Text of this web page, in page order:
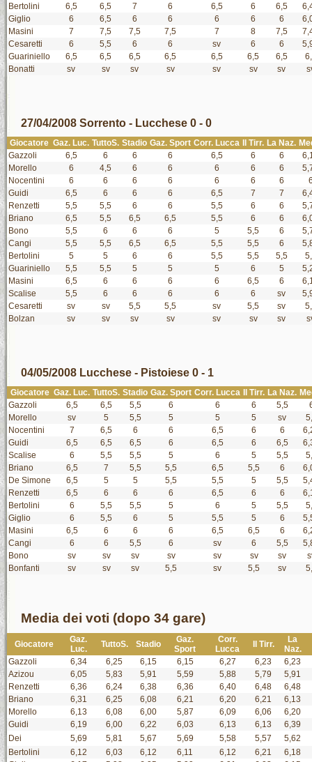
Bertolini
6,5 6,5 7 6 6,5 6 6,5
Giglio
6 6,5 6 6 6 6 6
Masini
7 7,5 7,5 7,5 7 8 7,5
Cesaretti
6 5,5 6 6 sv 6 6
Guariniello
6,5 6,5 6,5 6,5 6,5 6,5 6,5
Bonatti
sv sv sv sv sv sv sv
27/04/2008 Sorrento - Lucchese 0 - 0
Giocatore Gaz. Luc. TuttoS. Stadio Gaz. Sport Corr. Lucca Il Tirr. La Naz.
Gazzoli
6,5 6 6 6 6,5 6 6
Morello
6 4,5 6 6 6 6 6
Nocentini
6 6 6 6 6 6 6
Guidi
6,5 6 6 6 6,5 7 7
Renzetti
5,5 5,5 6 6 5,5 6 6
Briano
6,5 5,5 6,5 6,5 5,5 6 6
Bono
5,5 6 6 6 5 5,5 6
Cangi
5,5 5,5 6,5 6,5 5,5 5,5 6
Bertolini
5 5 6 6 5,5 5,5 5,5
Guariniello
5,5 5,5 5 5 5 6 5
Masini
6,5 6 6 6 6 6,5 6
Scalise
5,5 6 6 6 6 6 sv
Cesaretti
sv sv 5,5 5,5 sv 5,5 sv
Bolzan
sv sv sv sv sv sv sv
04/05/2008 Lucchese - Pistoiese 0 - 1
Giocatore Gaz. Luc. TuttoS. Stadio Gaz. Sport Corr. Lucca Il Tirr. La Naz.
Gazzoli
6,5 6,5 5,5 6 6 6 5,5
Morello
sv 5 5,5 5 5 5 sv
Nocentini
7 6,5 6 6 6,5 6 6
Guidi
6,5 6,5 6,5 6 6,5 6 6,5
Scalise
6 5,5 5,5 5 6 5 5,5
Briano
6,5 7 5,5 5,5 6,5 5,5 6
De Simone
6,5 5 5 5,5 5,5 5 5,5
Renzetti
6,5 6 6 6 6,5 6 6
Bertolini
6 5,5 5,5 5 6 5 5,5
Giglio
6 5,5 6 5 5,5 5 6
Masini
6,5 6 6 6 6,5 6,5 6
Cangi
6 6 5,5 6 sv 6 5,5
Bono
sv sv sv sv sv sv sv
Bonfanti
sv sv sv 5,5 sv 5,5 sv
Media dei voti (dopo 34 gare)
Giocatore
Gaz.
Luc.
TuttoS. Stadio
Gaz.
Sport
Corr.
Lucca
Il Tirr.
La
Naz.
Gazzoli
6,34 6,25 6,15 6,15 6,27 6,23
6,23
Azizou
6,05 5,83 5,91 5,59 5,88 5,79
5,91
Renzetti
6,36 6,24 6,38 6,36 6,40 6,48
6,48
Briano
6,31 6,25 6,08 6,21 6,20 6,21
6,13
Morello
6,13 6,08 6,00 5,87 6,09 6,06
6,20
Guidi
6,19 6,00 6,22 6,03 6,13 6,13
6,39
Dei
5,69 5,81 5,67 5,69 5,58 5,57
5,62
Bertolini
6,12 6,03 6,12 6,11 6,12 6,21
6,18